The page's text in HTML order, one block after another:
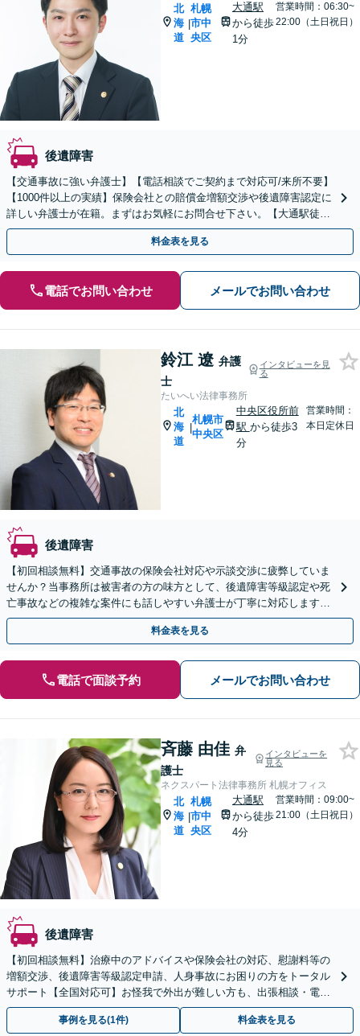
北
海
道
|
札幌
市中
央区
大通駅
から徒歩
1分
営業時間：06:30~
22:00（土日祝日）
後遺障害
【交通事故に強い弁護士】【電話相談でご契約まで対応可/来所不要】
【1000件以上の実績】保険会社との賠償金増額交渉や後遺障害認定に
詳しい弁護士が在籍。まずはお気軽にお問合せ下さい。【大通駅徒歩
1分】
料金表を見る
電話でお問い合わせ メールでお問い合わせ
鈴江 遼 弁護
士
インタビューを見
る
たいへい法律事務所
北
海
道
|
札幌市
中央区
中央区役所前
駅 から徒歩3
分
営業時間：
本日定休日
後遺障害
【初回相談無料】交通事故の保険会社対応や示談交渉に疲弊していま
せんか？当事務所は被害者の方の味方として、後遺障害等級認定や死
亡事故などの複雑な案件にも話しやすい弁護士が丁寧に対応します。
弁護士特約利用可。ＷＥＢ面談対応。まずはご相談ください
料金表を見る
電話で面談予約 メールでお問い合わせ
斉藤 由佳 弁
護士
インタビューを
見る
ネクスパート法律事務所 札幌オフィス
北
海
道
|
札幌
市中
央区
大通駅
から徒歩
4分
営業時間：09:00~
21:00（土日祝日）
後遺障害
【初回相談無料】治療中のアドバイスや保険会社の対応、慰謝料等の
増額交渉、後遺障害等級認定申請、人身事故にお困りの方をトータル
サポート【全国対応可】お怪我で外出が難しい方も、出張相談・電話
相談で様々な不安にお答えします。【夜間・休日相談OK】
事例を見る(1件) 料金表を見る